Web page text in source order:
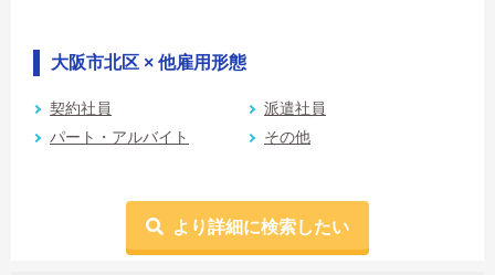
大阪市北区 × 他雇用形態
契約社員
派遣社員
パート・アルバイト
その他
より詳細に検索したい